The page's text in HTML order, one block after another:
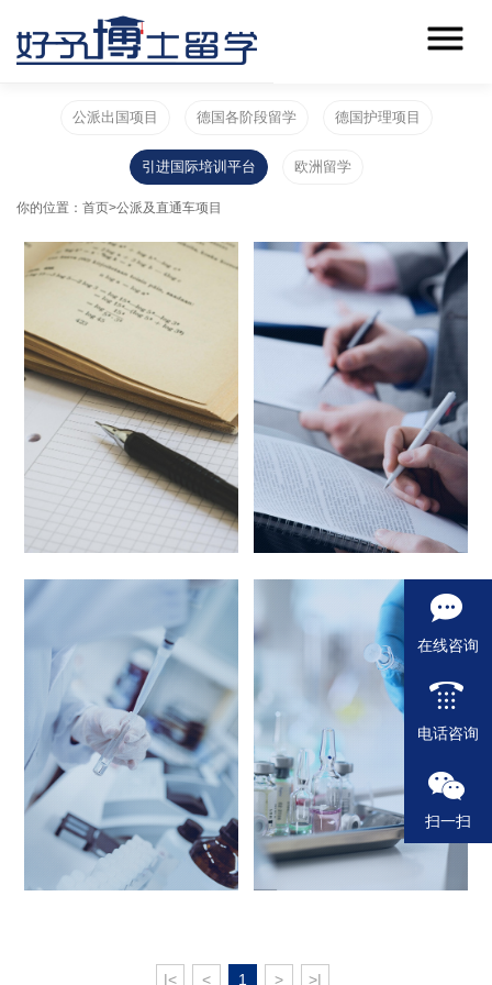
公派出国项目 德国各阶段留学 德国护理项目
引进国际培训平台 欧洲留学
你的位置： 首页>公派及直通车项目
SCI论文的写作和投递技巧
生物信息学大数据分析及人工智能技术
|< < 1 > >|
在线咨询
电话咨询
扫一扫